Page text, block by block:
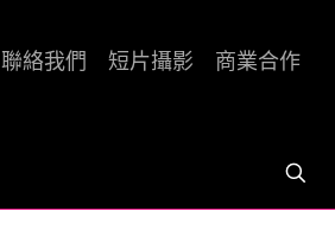
聯絡我們 短片攝影 商業合作